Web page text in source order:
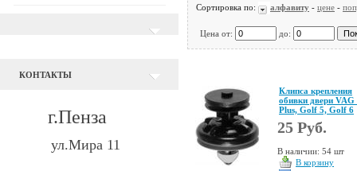
КОНТАКТЫ
г.Пенза
ул.Мира 11
Сортировка по: алфавиту - цене -
Цена от: до:
Клипса крепления
обивки двери
Plus, Golf 5, Golf 6
25 Руб.
В наличии: 54 шт
В корзину